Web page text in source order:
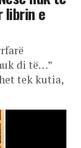
librin e
di të…”
tek kutia,